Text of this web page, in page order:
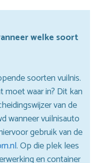
welke soort
soorten vuilnis.
moet waar in? Dit kan
van de
wanneer vuilnisauto
gebruik van de
. Op die plek lees
en container